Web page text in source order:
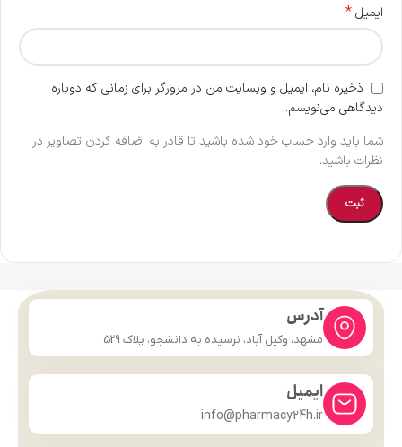
ایمیل*
ذخیره نام، ایمیل و وبسایت من در مرورگر برای زمانی که دوباره
دیدگاهی می‌نویسم.
شما باید وارد حساب خود شده باشید تا قادر به اضافه کردن تصاویر در
نظرات باشید.
آدرس
مشهد، وکیل آباد، نرسیده به دانشجو، پلاک 529
ایمیل
info@pharmacy24h.ir